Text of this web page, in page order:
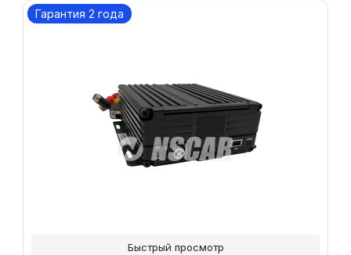
Гарантия 2 года
Быстрый просмотр